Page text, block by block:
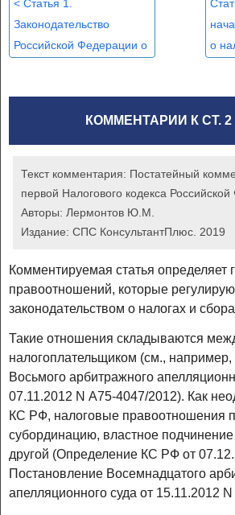
< Статья 1.
Законодательство
Российской Федерации о
Федерации о налогах и
правовые акты
представительных
органов муниципальных
образований о налогах и
правовые акты
представительного
органа федеральной
территории "Сириус" о
местных налогах и
сборах
о
КОММЕНТАРИИ К СТ.
Текст комментария: Постатейный
первой Налогового кодекса
Авторы: Лермонтов Ю.М.
Издание: СПС КонсультантПлюс. 2019
Комментируемая статья определяет
правоотношений, которые
законодательством о налогах и
Такие отношения складываются
налогоплательщиком (см.,
Восьмого арбитражного
07.11.2012 N А75-4047/2012). Как
КС РФ, налоговые правоотношения
субординацию, властное
другой (Определение КС РФ от
Постановление Восемнадцатого
апелляционного суда от 15.11.2012